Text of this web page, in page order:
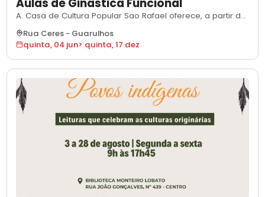
Aulas de Ginastica Funcional
A. Casa de Cultura Popular Sao Rafael oferece, a partir de
2 de junho de 2026, aulas gratuitas de Ginastica Funcional
ministradas pela voluntaria Natalia da Silva Medeiros. As
aulas acontecem as tercas, quartas e sextas-feiras, das
19h30 as 21h, e sao uma iniciativa da Secretaria de Cultura
e Turism
Rua Ceres - Guarulhos
quinta, 04 jun> quinta, 17 dez